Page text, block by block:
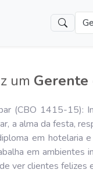
um Gerente
(CBO 1415-15):
a alma da festa,
em hotelaria
em
ver clientes felizes